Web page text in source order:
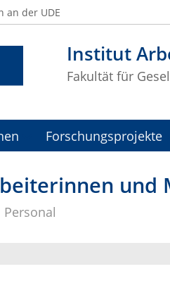
Institut
Fakultät für
an der UDE
Forschungsprojekte
und
Personal